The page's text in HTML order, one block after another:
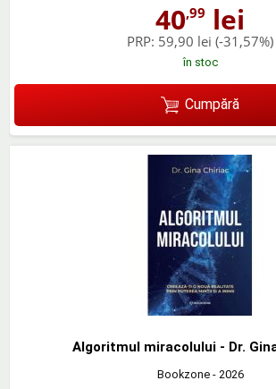
40,99 lei
PRP: 59,90 lei (-31,57%)
în stoc
Cumpără
Algoritmul miracolului - Dr.
Bookzone- 2026